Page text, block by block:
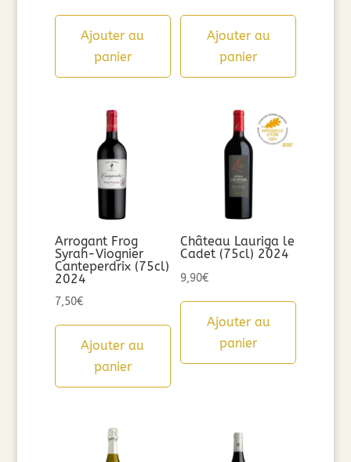
Ajouter au
panier
Ajouter au
panier
Arrogant Frog
Syrah-Viognier
Canteperdrix (75cl)
2024
7,50€
Ajouter au
panier
Château Lauriga le
Cadet (75cl) 2024
9,90€
Ajouter au
panier